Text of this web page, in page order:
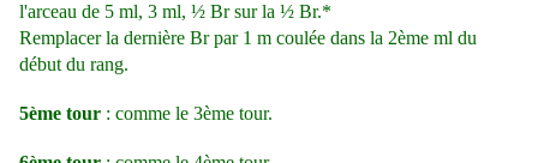
l'arceau de 5 ml, 3 ml, ½ Br sur la ½ Br.*
Remplacer la dernière Br par 1 m coulée dans la 2ème ml du
début du rang.
5ème tour : comme le 3ème tour.